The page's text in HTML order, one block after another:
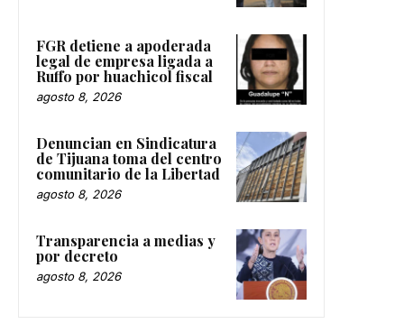
FGR detiene a apoderada
legal de empresa ligada a
Ruffo por huachicol fiscal
agosto 8, 2026
Denuncian en Sindicatura
de Tijuana toma del centro
comunitario de la Libertad
agosto 8, 2026
Transparencia a medias y
por decreto
agosto 8, 2026